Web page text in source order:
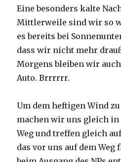
Eine besonders kalte
Mittlerweile sind wir so
es bereits bei
dass wir nicht mehr
Morgens bleiben wir
Auto. Brrrrrr.
Um dem heftigen Wind
machen wir uns gleich in
Weg und treffen gleich
das vor uns auf dem Weg